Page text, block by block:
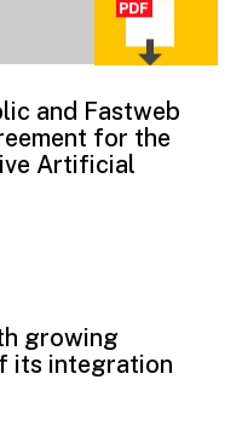
and Fastweb
for the
Artificial
growing
its integration